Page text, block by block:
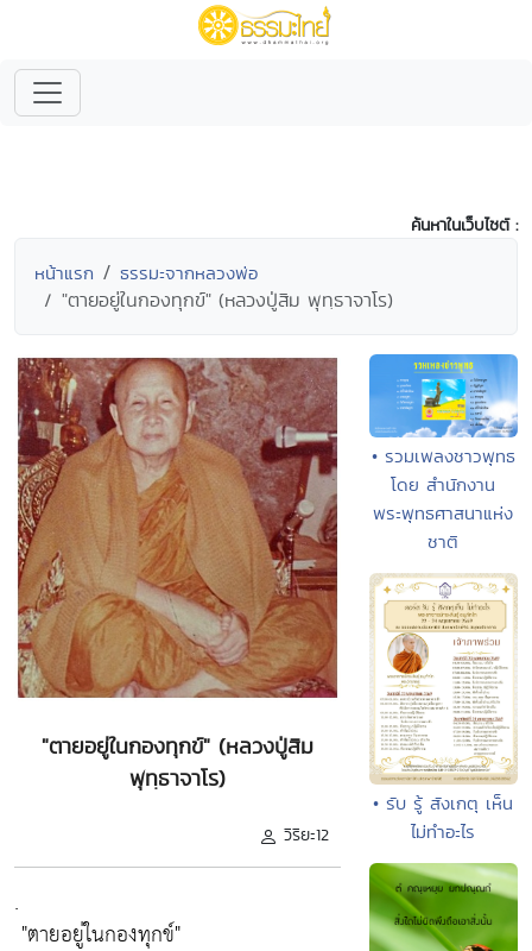
ค้นหาในเว็บไซต์ :
หน้าแรก ธรรมะจากหลวงพ่อ
"ตายอยู่ในกองทุกข์" (หลวงปู่สิม พุทฺธาจาโร)
"ตายอยู่ในกองทุกข์" (หลวงปู่สิม
พุทฺธาจาโร)
วิริยะ12
.
"ตายอยู่ในกองทุกข์"
• รวมเพลงชาวพุทธ
โดย สำนักงาน
พระพุทธศาสนาแห่ง
ชาติ
• รับ รู้ สังเกตุ เห็น
ไม่ทำอะไร